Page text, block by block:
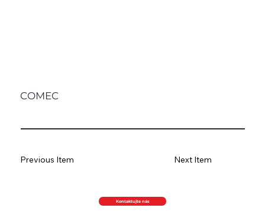
COMEC
Kontaktujte nás
Previous Item Next Item